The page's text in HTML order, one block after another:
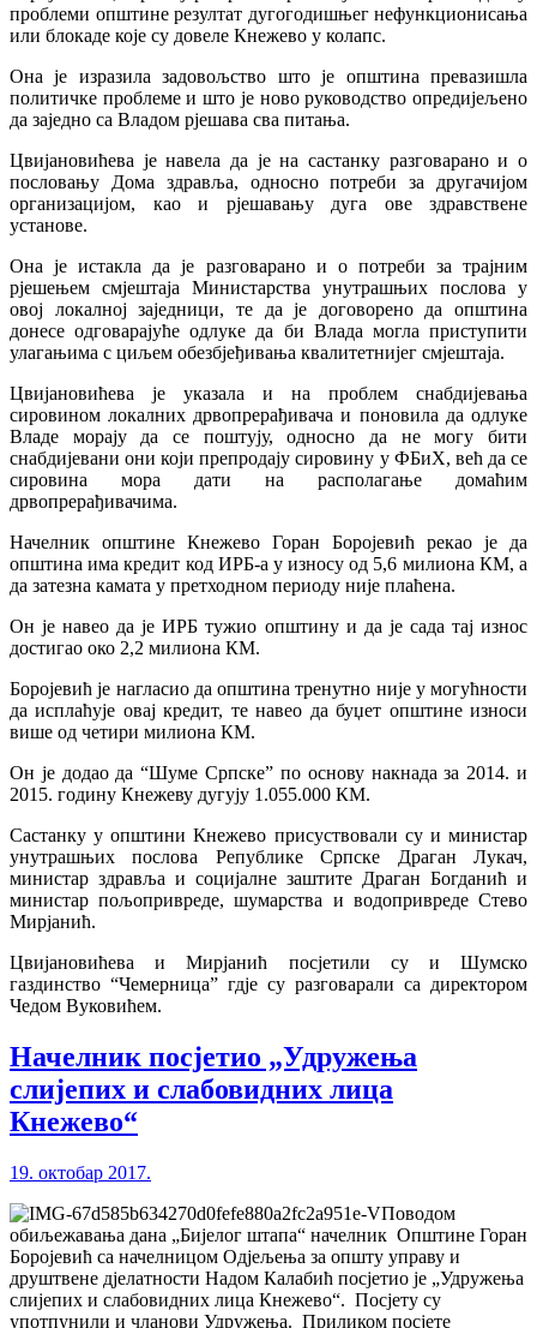
проблеми општине резултат дугогодишњег нефункционисања
или блокаде које су довеле Кнежево у колапс.
Она је изразила задовољство што је општина превазишла
политичке проблеме и што је ново руководство опредијељено
да заједно са Владом рјешава сва питања.
Цвијановићева је навела да је на састанку разговарано и о
пословању Дома здравља, односно потреби за другачијом
организацијом, као и рјешавању дуга ове здравствене
установе.
Она је истакла да је разговарано и о потреби за трајним
рјешењем смјештаја Министарства унутрашњих послова у
овој локалној заједници, те да је договорено да општина
донесе одговарајуће одлуке да би Влада могла приступити
улагањима с циљем обезбјеђивања квалитетнијег смјештаја.
Цвијановићева је указала и на проблем снабдијевања
сировином локалних дрвопрерађивача и поновила да одлуке
Владе морају да се поштују, односно да не могу бити
снабдијевани они који препродају сировину у ФБиХ, већ да се
сировина мора дати на располагање домаћим
дрвопрерађивачима.
Начелник општине Кнежево Горан Боројевић рекао је да
општина има кредит код ИРБ-а у износу од 5,6 милиона КМ, а
да затезна камата у претходном периоду није плаћена.
Он је навео да је ИРБ тужио општину и да је сада тај износ
достигао око 2,2 милиона КМ.
Боројевић је нагласио да општина тренутно није у могућности
да исплаћује овај кредит, те навео да буџет општине износи
више од четири милиона КМ.
Он је додао да “Шуме Српске” по основу накнада за 2014. и
2015. годину Кнежеву дугују 1.055.000 КМ.
Састанку у општини Кнежево присуствовали су и министар
унутрашњих послова Републике Српске Драган Лукач,
министар здравља и социјалне заштите Драган Богданић и
министар пољопривреде, шумарства и водопривреде Стево
Мирјанић.
Цвијановићева и Мирјанић посјетили су и Шумско
газдинство “Чемерница” гдје су разговарали са директором
Чедом Вуковићем.
Начелник посјетио „Удружења
слијепих и слабовидних лица
Кнежево“
19. октобар 2017.
Поводом
обиљежавања дана „Бијелог штапа“ начелник Општине Горан
Боројевић са начелницом Одјељења за општу управу и
друштвене дјелатности Надом Калабић посјетио је „Удружења
слијепих и слабовидних лица Кнежево“. Посјету су
употпунили и чланови Удружења. Приликом посјете